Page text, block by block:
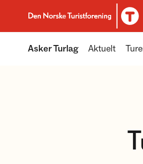
Til DNT.no forside
Asker Turlag Aktuelt